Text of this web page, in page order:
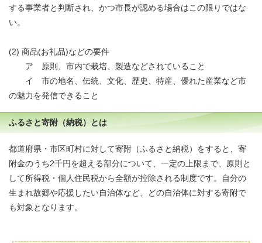
する事業者と判断され、かつ市長が認める場合はこの限りではな
い。
(2) 商品(お礼品)などの要件
ア 原則、市内で栽培、製造などされていること
イ 市の地名、伝統、文化、歴史、特産、優れた産業など市
の魅力を発信できること
ふるさと寄附（納税）とは
都道府県・市区町村に対して寄附（ふるさと納税）をすると、寄
附金のうち2千円を超える部分について、一定の上限まで、原則と
して所得税・個人住民税から全額が控除される制度です。自分の
生まれ故郷や応援したい自治体など、どの自治体に対する寄附で
も対象となります。